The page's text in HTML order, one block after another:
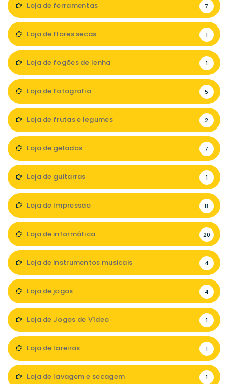
Loja de ferramentas 7
Loja de flores secas 1
Loja de fogões de lenha 1
Loja de fotografia 5
Loja de frutas e legumes 2
Loja de gelados 7
Loja de guitarras 1
Loja de Impressão 8
Loja de informática 20
Loja de instrumentos musicais 4
Loja de jogos 4
Loja de Jogos de Vídeo 1
Loja de lareiras 1
Loja de lavagem e secagem 1